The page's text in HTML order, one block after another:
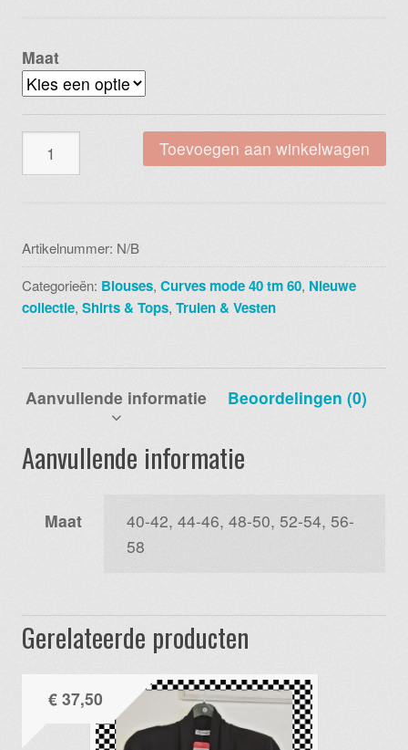
Maat
pliche
grijs
panter
Toevoegen aan winkelwagen
Artikelnummer: N/B
Categorieën: Blouses,Curves mode 40 tm 60, Nieuwe
collectie,Shirts & Tops,Truien & Vesten
Aanvullende informatie Beoordelingen (0)
Aanvullende informatie
Maat
40-42, 44-46, 48-50, 52-54, 56-
58
Gerelateerde producten
€37,50